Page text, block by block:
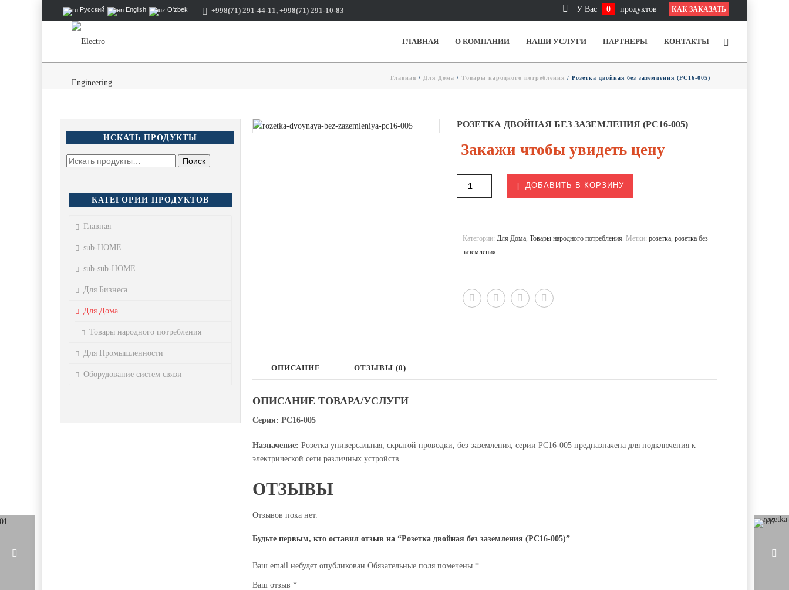
Русский English O'zbek +998(71) 291-44-11, +998(71) 291-10-83 У Вас 0 продуктов КАК ЗАКАЗАТЬ
ГЛАВНАЯ О КОМПАНИИ НАШИ УСЛУГИ ПАРТНЕРЫ КОНТАКТЫ
Главная / Для Дома / Товары народного потребления / Розетка двойная без заземления (РС16-005)
РОЗЕТКА ДВОЙНАЯ БЕЗ ЗАЗЕМЛЕНИЯ (РС16-005)
Закажи чтобы увидеть цену
ДОБАВИТЬ В КОРЗИНУ
Категории:Для Дома,Товары народного потребления. Метки:розетка,розетка без
заземления.
ОПИСАНИЕ ОТЗЫВЫ (0)
ОПИСАНИЕ ТОВАРА/УСЛУГИ
Серия: РС16-005
Назначение: Розетка универсальная, скрытой проводки, без заземления, серии РС16-005 предназначена для подключения к
электрической сети различных устройств.
ОТЗЫВЫ
Отзывов пока нет.
Будьте первым, кто оставил отзыв на “Розетка двойная без заземления (РС16-005)”
Ваш email небудет опубликован Обязательные поля помечены *
Ваш отзыв *
ИСКАТЬ ПРОДУКТЫ
КАТЕГОРИИ ПРОДУКТОВ
Главная
sub-HOME
sub-sub-HOME
Для Бизнеса
Для Дома
Товары народного потребления
Для Промышленности
Оборудование систем связи